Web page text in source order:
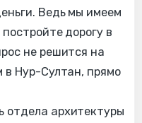
Ведь мы имеем
дорогу в
не решится на
в Нур-Султан, прямо
отдела архитектуры